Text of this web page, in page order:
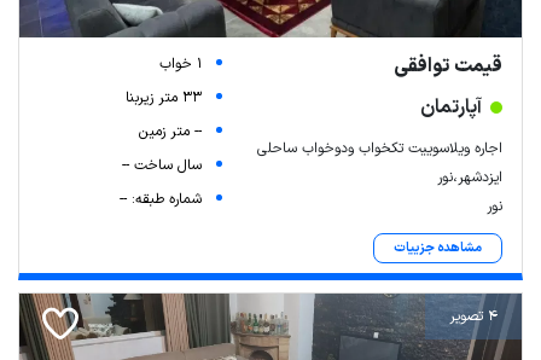
قیمت توافقی
آپارتمان
اجاره ویلاسوییت تکخواب ودوخواب ساحلی
ایزدشهر،نور
نور
مشاهده جزییات
1 خواب
33 متر زیربنا
-- متر زمین
سال ساخت --
شماره طبقه: --
4 تصویر